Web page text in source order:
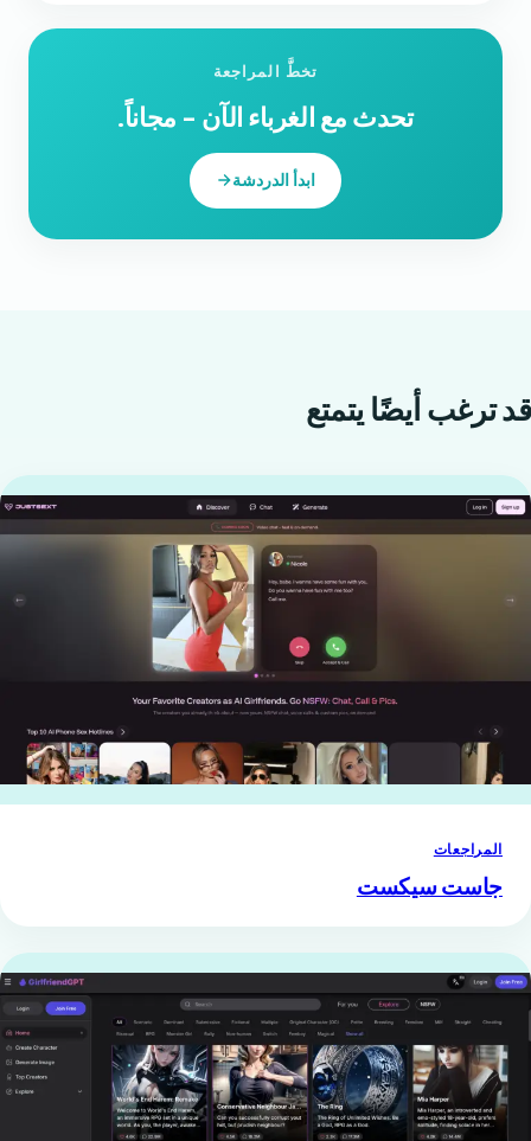
تخطَّ المراجعة
تحدث مع الغرباء الآن - مجاناً.
ابدأ الدردشة
قد ترغب أيضًا يتمتع
المراجعات
جاست سيكست